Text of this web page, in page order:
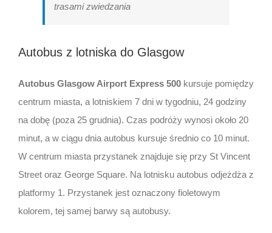
trasami zwiedzania
Autobus z lotniska do Glasgow
Autobus Glasgow Airport Express 500kursuje pomiędzy
centrum miasta, a lotniskiem 7 dni w tygodniu, 24 godziny
na dobę (poza 25 grudnia). Czas podróży wynosi około 20
minut, a w ciągu dnia autobus kursuje średnio co 10 minut.
W centrum miasta przystanek znajduje się przy St Vincent
Street oraz George Square. Na lotnisku autobus odjeżdża z
platformy 1. Przystanek jest oznaczony fioletowym
kolorem, tej samej barwy są autobusy.